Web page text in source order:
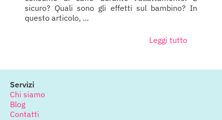
sicuro? Quali sono gli effetti sul bambino? In
questo articolo, ...
Leggi tutto
Servizi
Chi siamo
Blog
Contatti